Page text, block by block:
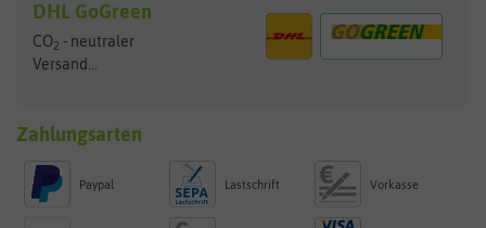
DHL GoGreen
CO2 - neutraler
Versand...
Zahlungsarten
Paypal Lastschrift Vorkasse